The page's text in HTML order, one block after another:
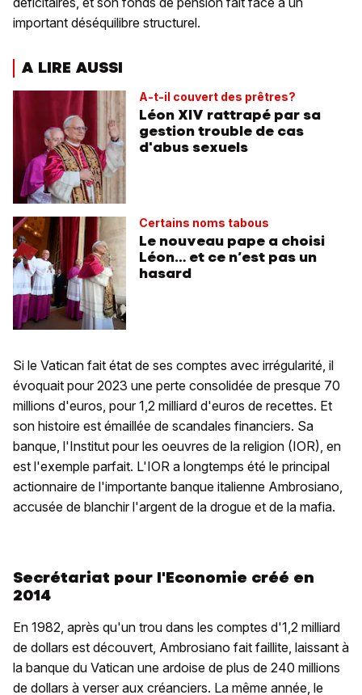
important déséquilibre structurel.
A LIRE AUSSI
A-t-il couvert des prêtres?
Léon XIV rattrapé par sa
gestion trouble de cas
d'abus sexuels
Certains noms tabous
Le nouveau pape a choisi
Léon… et ce n’est pas un
hasard
Si le Vatican fait état de ses comptes avec irrégularité, il
évoquait pour 2023 une perte consolidée de presque 70
millions d'euros, pour 1,2 milliard d'euros de recettes. Et
son histoire est émaillée de scandales financiers. Sa
banque, l'Institut pour les oeuvres de la religion (IOR), en
est l'exemple parfait. L'IOR a longtemps été le principal
actionnaire de l'importante banque italienne Ambrosiano,
accusée de blanchir l'argent de la drogue et de la mafia.
Secrétariat pour l'Economie créé en
2014
En 1982, après qu'un trou dans les comptes d'1,2 milliard
de dollars est découvert, Ambrosiano fait faillite, laissant à
la banque du Vatican une ardoise de plus de 240 millions
de dollars à verser aux créanciers. La même année, le